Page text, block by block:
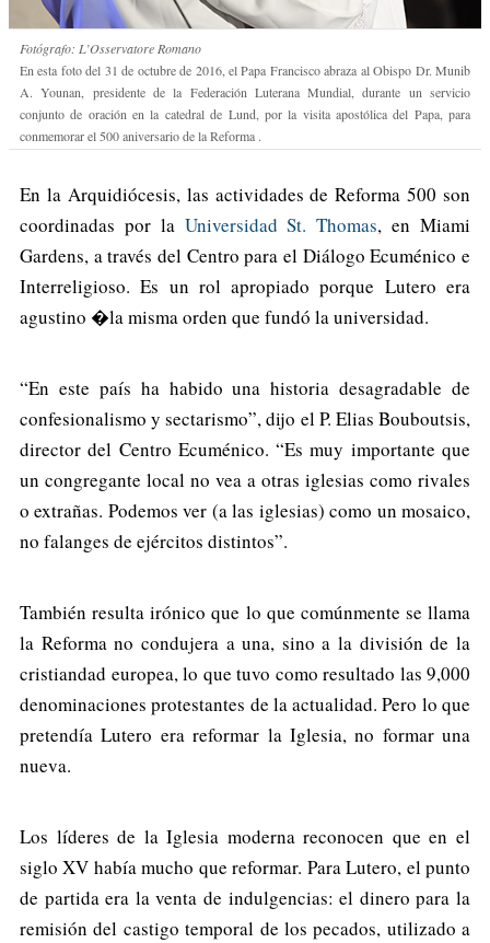
Fotógrafo: L’Osservatore Romano
En esta foto del 31 de octubre de 2016, el Papa Francisco abraza al Obispo Dr. Munib
A. Younan, presidente de la Federación Luterana Mundial, durante un servicio
conjunto de oración en la catedral de Lund, por la visita apostólica del Papa, para
conmemorar el 500 aniversario de la Reforma .
En la Arquidiócesis, las actividades de Reforma 500 son
coordinadas por la Universidad St. Thomas, en Miami
Gardens, a través del Centro para el Diálogo Ecuménico e
Interreligioso. Es un rol apropiado porque Lutero era
agustino �la misma orden que fundó la universidad.
“En este país ha habido una historia desagradable de
confesionalismo y sectarismo”, dijo el P. Elias Bouboutsis,
director del Centro Ecuménico. “Es muy importante que
un congregante local no vea a otras iglesias como rivales
o extrañas. Podemos ver (a las iglesias) como un mosaico,
no falanges de ejércitos distintos”.
También resulta irónico que lo que comúnmente se llama
la Reforma no condujera a una, sino a la división de la
cristiandad europea, lo que tuvo como resultado las 9,000
denominaciones protestantes de la actualidad. Pero lo que
pretendía Lutero era reformar la Iglesia, no formar una
nueva.
Los líderes de la Iglesia moderna reconocen que en el
siglo XV había mucho que reformar. Para Lutero, el punto
de partida era la venta de indulgencias: el dinero para la
remisión del castigo temporal de los pecados, utilizado a